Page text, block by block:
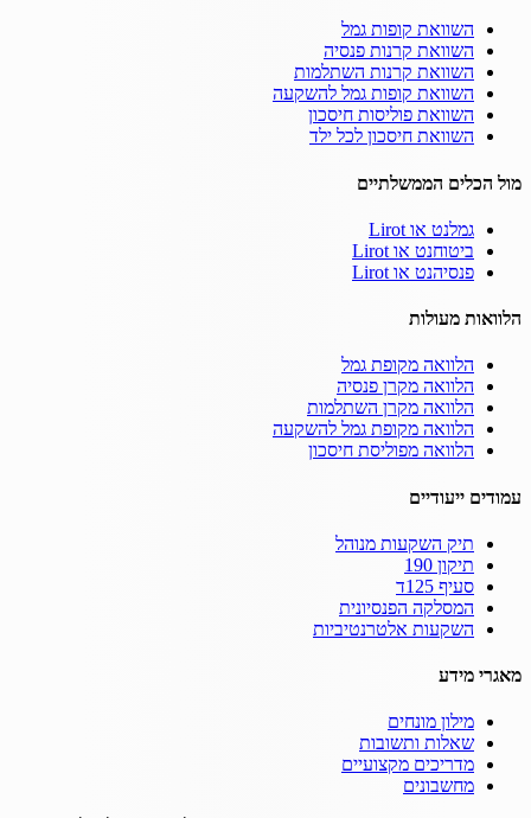
השוואת קופות גמל
השוואת קרנות פנסיה
השוואת קרנות השתלמות
השוואת קופות גמל להשקעה
השוואת פוליסות חיסכון
השוואת חיסכון לכל ילד
מול הכלים הממשלתיים
גמלנט או Lirot
ביטוחנט או Lirot
פנסיהנט או Lirot
הלוואות מעולות
הלוואה מקופת גמל
הלוואה מקרן פנסיה
הלוואה מקרן השתלמות
הלוואה מקופת גמל להשקעה
הלוואה מפוליסת חיסכון
עמודים ייעודיים
תיק השקעות מנוהל
תיקון 190
סעיף 125ד
המסלקה הפנסיונית
השקעות אלטרנטיביות
מאגרי מידע
מילון מונחים
שאלות ותשובות
מדריכים מקצועיים
מחשבונים